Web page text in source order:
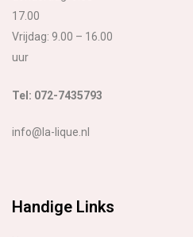
17.00
Vrijdag: 9.00 – 16.00
uur
Tel: 072-7435793
info@la-lique.nl
Handige Links